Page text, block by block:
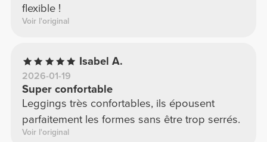
flexible !
Voir l'original
Isabel A.
2026-01-19
Super confortable
Leggings très confortables, ils épousent
parfaitement les formes sans être trop serrés.
Voir l'original